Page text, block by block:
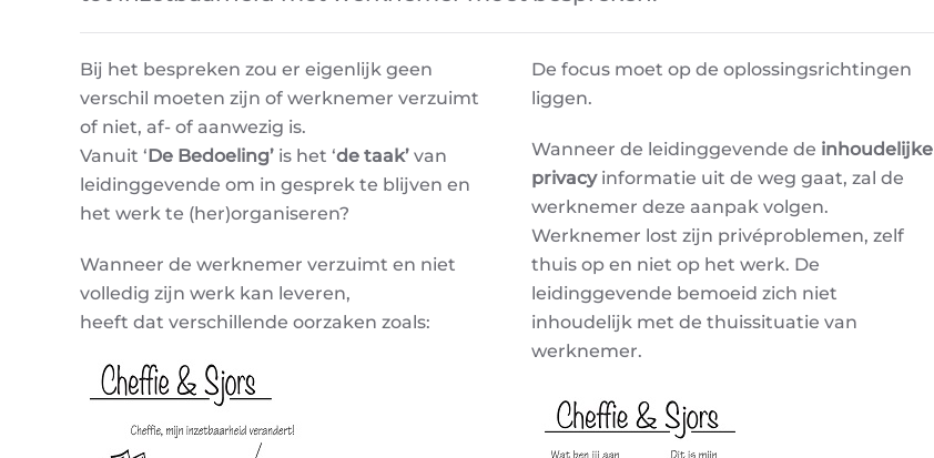
Bij het bespreken zou er eigenlijk geen
verschil moeten zijn of werknemer verzuimt
of niet, af- of aanwezig is.
Vanuit ‘De Bedoeling’ is het ‘de taak’ van
leidinggevende om in gesprek te blijven en
het werk te (her)organiseren?
Wanneer de werknemer verzuimt en niet
volledig zijn werk kan leveren,
heeft dat verschillende oorzaken zoals:
De focus moet op de oplossingsrichtingen
liggen.
Wanneer de leidinggevende de inhoudelijke
privacy informatie uit de weg gaat, zal de
werknemer deze aanpak volgen.
Werknemer lost zijn privéproblemen, zelf
thuis op en niet op het werk. De
leidinggevende bemoeid zich niet
inhoudelijk met de thuissituatie van
werknemer.